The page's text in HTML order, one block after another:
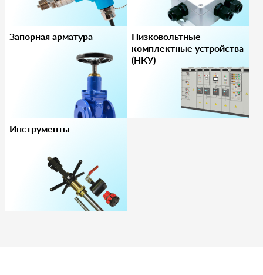
Запорная арматура
Низковольтные
комплектные устройства
(НКУ)
Инструменты